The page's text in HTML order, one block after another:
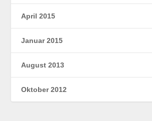
April 2015
Januar 2015
August 2013
Oktober 2012